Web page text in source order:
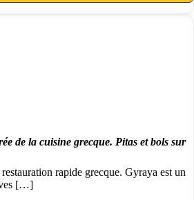
de la cuisine grecque. Pitas et bols sur
rapide grecque. Gyraya est un
[…]